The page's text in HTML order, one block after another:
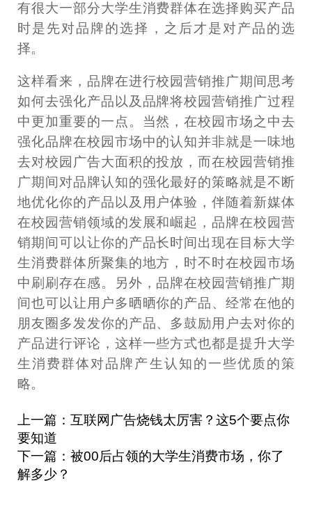
有很大一部分大学生消费群体在选择购买产品
时是先对品牌的选择，之后才是对产品的选
择。
这样看来，品牌在进行校园营销推广期间思考
如何去强化产品以及品牌将校园营销推广过程
中更加重要的一点。当然，在校园市场之中去
强化品牌在校园市场中的认知并非就是一味地
去对校园广告大面积的投放，而在校园营销推
广期间对品牌认知的强化最好的策略就是不断
地优化你的产品以及用户体验，伴随着新媒体
在校园营销领域的发展和崛起，品牌在校园营
销期间可以让你的产品长时间出现在目标大学
生消费群体所聚集的地方，时不时在校园市场
中刷刷存在感。另外，品牌在校园营销推广期
间也可以让用户多晒晒你的产品、经常在他的
朋友圈多发发你的产品、多鼓励用户去对你的
产品进行评论，这样一些方式也都是提升大学
生消费群体对品牌产生认知的一些优质的策
略。
上一篇：互联网广告烧钱太厉害？这5个要点你
要知道
下一篇：被00后占领的大学生消费市场，你了
解多少？